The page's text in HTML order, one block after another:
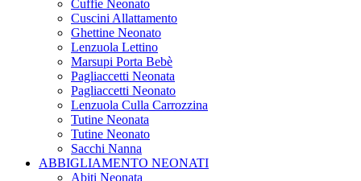
Cuffie Neonato
Cuscini Allattamento
Ghettine Neonato
Lenzuola Lettino
Marsupi Porta Bebè
Pagliaccetti Neonata
Pagliaccetti Neonato
Lenzuola Culla Carrozzina
Tutine Neonata
Tutine Neonato
Sacchi Nanna
ABBIGLIAMENTO NEONATI
Abiti Neonata